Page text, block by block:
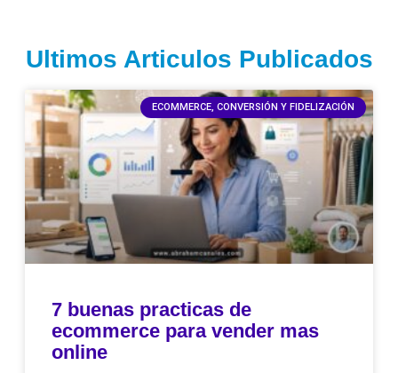
Ultimos Articulos Publicados
ECOMMERCE, CONVERSIÓN Y FIDELIZACIÓN
7 buenas practicas de
ecommerce para vender mas
online